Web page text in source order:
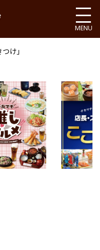
チカマチラウンジ
MENU